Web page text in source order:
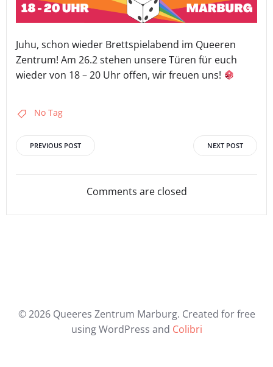
Juhu, schon wieder Brettspielabend im Queeren
Zentrum! Am 26.2 stehen unsere Türen für euch
wieder von 18 – 20 Uhr offen, wir freuen uns!
No Tag
Post
navigation
PREVIOUS POST
navigation
NEXT POST
Comments are closed
© 2026 Queeres Zentrum Marburg. Created for free
using WordPress and Colibri